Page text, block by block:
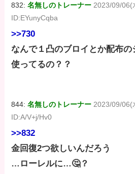
832:名無しのトレーナー 2023/09/06(
ID:EYunyCqba
>>730
なんで１凸のブロイとか配布
使ってるの？？
844:名無しのトレーナー 2023/09/06(
ID:A/V+j/Hv0
>>832
金回復2つ欲しいんだろう
…ローレルに…🤔？